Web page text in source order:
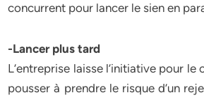
concurrent pour lancer le sien en
-Lancer plus tard
L’entreprise laisse l’initiative pour
pousser à prendre le risque d’un